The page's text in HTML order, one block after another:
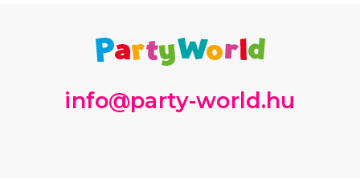
info@party-world.hu